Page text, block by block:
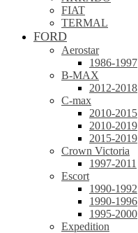
FIAT
TERMAL
FORD
Aerostar
1986-1997
B-MAX
2012-2018
C-max
2010-2015
2010-2019
2015-2019
Crown Victoria
1997-2011
Escort
1990-1992
1990-1996
1995-2000
Expedition